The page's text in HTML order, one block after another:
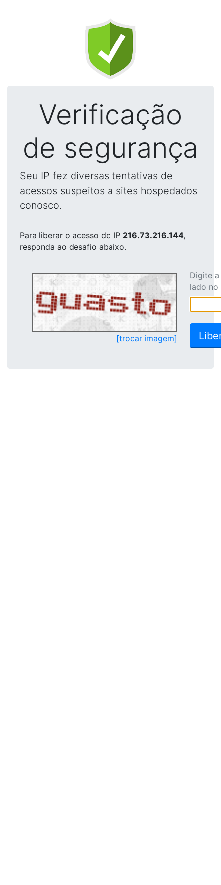
Verificação
de segurança
Seu IP fez diversas tentativas de
acessos suspeitos a sites hospedados
conosco.
Para liberar o acesso do IP 216.73.216.144,
responda ao desafio abaixo.
[trocar imagem]
Digite
lado no